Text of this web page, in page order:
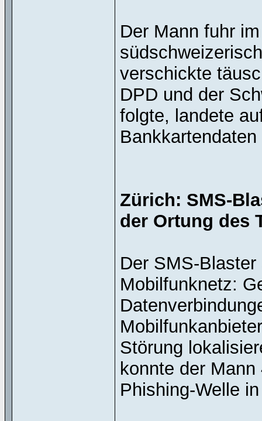
Der Mann fuhr
verschickte
DPD und der
folgte, landete
Bankkartendaten
Zürich: SMS-
der Ortung des
Der SMS-
Mobilfunknetz:
Störung
konnte der
Phishing-Welle